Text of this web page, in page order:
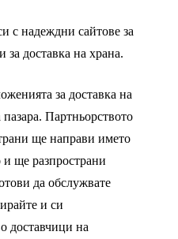
с надеждни сайтове за
доставка на храна.
за доставка на
пазара. Партньорството
ще направи името
ще разпространи
да обслужвате
и си
доставчици на